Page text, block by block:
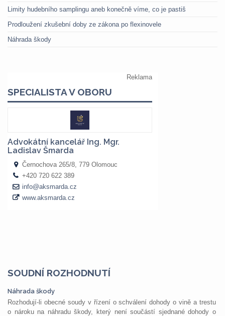
Limity hudebního samplingu aneb konečně víme, co je pastiš
Prodloužení zkušební doby ze zákona po flexinovele
Náhrada škody
SOUDNÍ ROZHODNUTÍ
Náhrada škody
Rozhodují-li obecné soudy v řízení o schválení dohody o vině a trestu
o nároku na náhradu škody, který není součástí sjednané dohody o